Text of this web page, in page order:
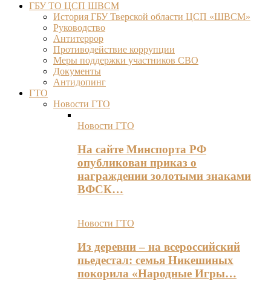
ГБУ ТО ЦСП ШВСМ
История ГБУ Тверской области ЦСП «ШВСМ»
Руководство
Антитеррор
Противодействие коррупции
Меры поддержки участников СВО
Документы
Антидопинг
ГТО
Новости ГТО
Новости ГТО
На сайте Минспорта РФ
опубликован приказ о
награждении золотыми знаками
ВФСК…
Новости ГТО
Из деревни – на всероссийский
пьедестал: семья Никешиных
покорила «Народные Игры…